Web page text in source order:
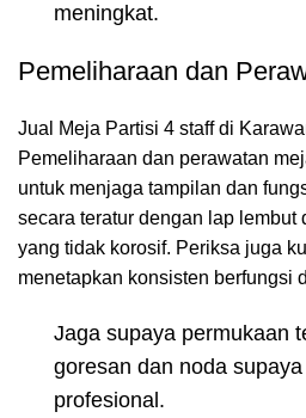
meningkat.
Pemeliharaan dan
Jual Meja Partisi 4 staff di
Pemeliharaan dan perawatan
untuk menjaga tampilan dan
secara teratur dengan lap lembut
yang tidak korosif. Periksa juga
menetapkan konsisten berfungsi
Jaga supaya permukaan
goresan dan noda
profesional.